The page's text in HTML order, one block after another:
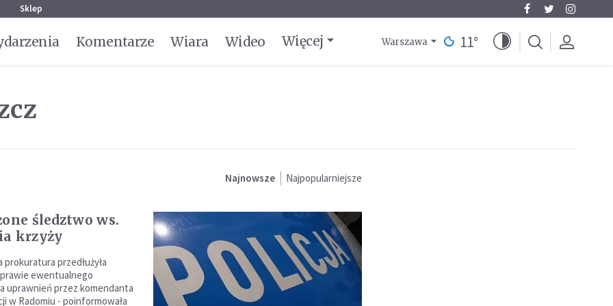
Sklep
Komentarze Wiara Wideo Więcej Warszawa 11°
Najnowsze Najpopularniejsze
śledztwo ws.
krzyży
prokuratura przedłużyła
ewentualnego
uprawnień przez komendanta
w Radomiu - poinformowała